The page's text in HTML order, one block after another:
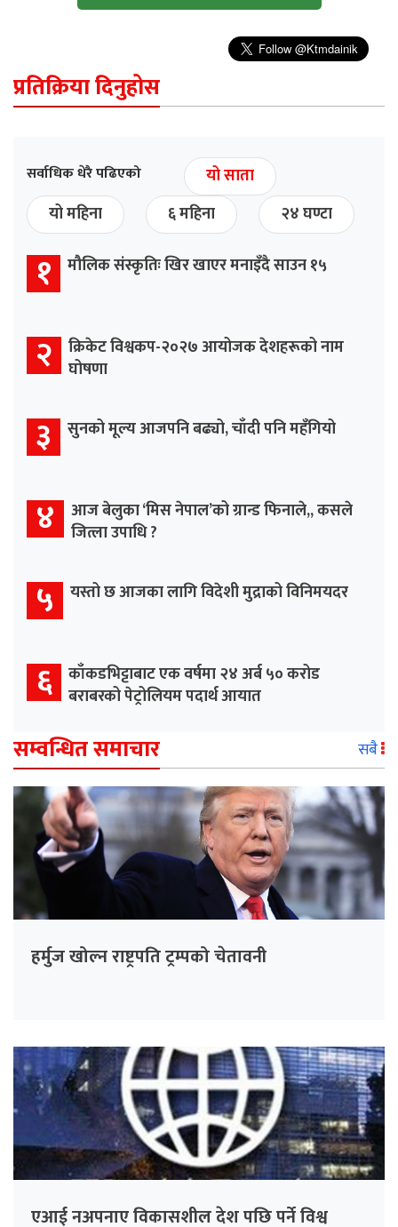
प्रतिक्रिया दिनुहोस
सर्वाधिक धेरै पढिएको
यो साता
यो महिना
६ महिना २४ घण्टा
१ मौलिक संस्कृतिः खिर खाएर मनाइँदै साउन १५
२ क्रिकेट विश्वकप-२०२७ आयोजक देशहरूको नाम
घोषणा
३ सुनको मूल्य आजपनि बढ्यो, चाँदी पनि महँगियो
४ आज बेलुका ‘मिस नेपाल’को ग्रान्ड फिनाले,, कसले
जित्ला उपाधि ?
५ यस्तो छ आजका लागि विदेशी मुद्राको विनिमयदर
६ काँकडभिट्टाबाट एक वर्षमा २४ अर्ब ५० करोड
बराबरको पेट्रोलियम पदार्थ आयात
सम्वन्धित समाचार सबै
हर्मुज खोल्न राष्ट्रपति ट्रम्पको चेतावनी
एआई नअपनाए विकासशील देश पछि पर्ने विश्व